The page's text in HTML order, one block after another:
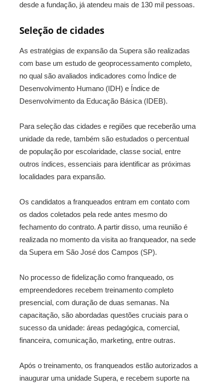
desde a fundação, já atendeu mais de 130 mil pessoas.
Seleção de cidades
As estratégias de expansão da Supera são realizadas
com base um estudo de geoprocessamento completo,
no qual são avaliados indicadores como Índice de
Desenvolvimento Humano (IDH) e Índice de
Desenvolvimento da Educação Básica (IDEB).
Para seleção das cidades e regiões que receberão uma
unidade da rede, também são estudados o percentual
de população por escolaridade, classe social, entre
outros índices, essenciais para identificar as próximas
localidades para expansão.
Os candidatos a franqueados entram em contato com
os dados coletados pela rede antes mesmo do
fechamento do contrato. A partir disso, uma reunião é
realizada no momento da visita ao franqueador, na sede
da Supera em São José dos Campos (SP).
No processo de fidelização como franqueado, os
empreendedores recebem treinamento completo
presencial, com duração de duas semanas. Na
capacitação, são abordadas questões cruciais para o
sucesso da unidade: áreas pedagógica, comercial,
financeira, comunicação, marketing, entre outras.
Após o treinamento, os franqueados estão autorizados a
inaugurar uma unidade Supera, e recebem suporte na